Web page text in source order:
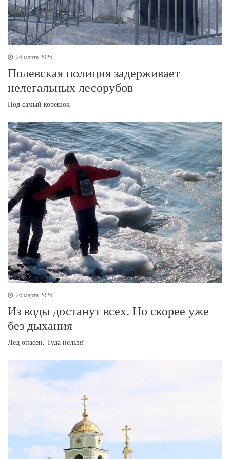
26 марта 2026
Полевская полиция задерживает
нелегальных лесорубов
Под самый корешок
26 марта 2026
Из воды достанут всех. Но скорее уже
без дыхания
Лед опасен. Туда нельзя!